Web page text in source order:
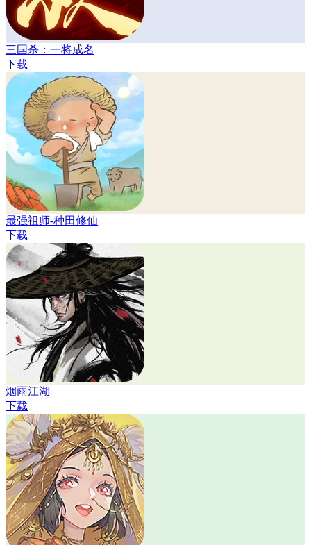
三国杀：一将成名
下载
最强祖师-种田修仙
下载
烟雨江湖
下载